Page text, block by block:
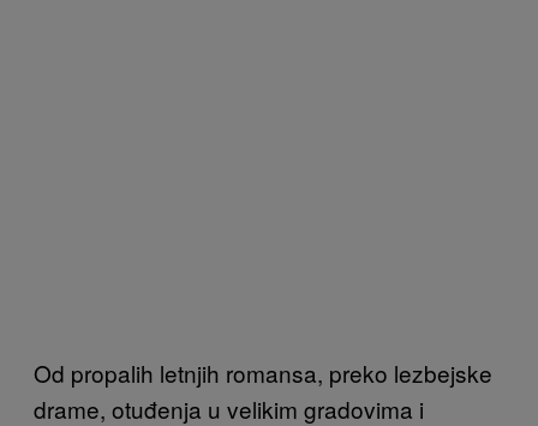
Od propalih letnjih romansa, preko lezbejske
drame, otuđenja u velikim gradovima i